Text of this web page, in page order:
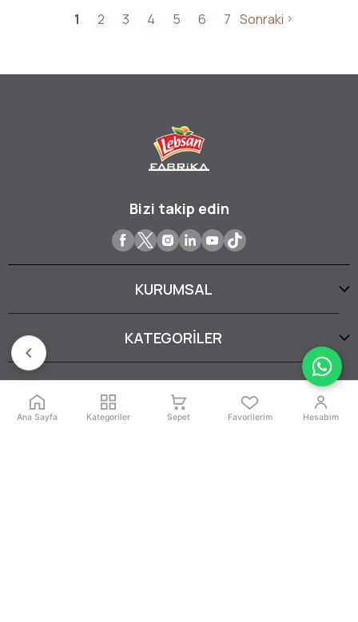
1 2 3 4 5 6 7 Sonraki
Bizi takip edin
KURUMSAL
KATEGORİLER
YARDIM
Ana Sayfa Kategoriler Sepet Favorilerim Hesabım